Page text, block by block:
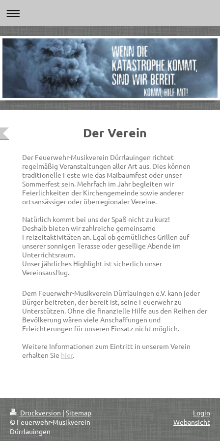
Der Verein
Der Feuerwehr-Musikverein Dürrlauingen richtet
regelmäßig Veranstaltungen aller Art aus. Dies können
traditionelle Feste wie das Maibaumfest oder unser
Sommerfest sein. Mehrfach im Jahr begleiten wir
Feierlichkeiten der Kirchengemeinde sowie anderer
ortsansässiger oder überregionaler Vereine.
Natürlich kommt bei uns der Spaß nicht zu kurz!
Deshalb bieten wir zahlreiche gemeinsame
Freizeitaktivitäten an. Egal ob gemütliches Grillen auf
unserer sonnigen Terasse oder gesellige Abende im
Unterrichtsraum.
Unser jährliches Highlight ist sicherlich unser
Vereinsausflug.
Dem Feuerwehr-Musikverein Dürrlauingen e.V. kann jeder
Bürger beitreten, der bereit ist, seine Feuerwehr zu
Unterstützen. Ohne die finanzielle Hilfe aus den Reihen der
Bevölkerung wären viele Anschaffungen und
Erleichterungen für unseren Einsatz nicht möglich.
Weitere Informationen zum Eintritt in unserem Verein
erhalten Sie hier.
Druckversion | Sitemap
© Feuerwehr-Musikverein
Dürrlauingen
Login
Webansicht